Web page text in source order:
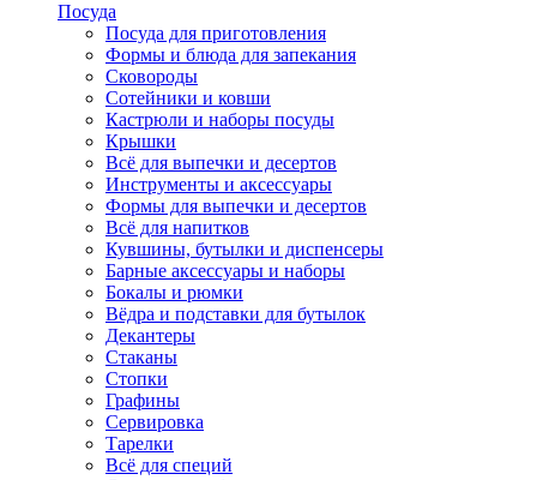
Посуда
Посуда для приготовления
Формы и блюда для запекания
Сковороды
Сотейники и ковши
Кастрюли и наборы посуды
Крышки
Всё для выпечки и десертов
Инструменты и аксессуары
Формы для выпечки и десертов
Всё для напитков
Кувшины, бутылки и диспенсеры
Барные аксессуары и наборы
Бокалы и рюмки
Вёдра и подставки для бутылок
Декантеры
Стаканы
Стопки
Графины
Сервировка
Тарелки
Всё для специй